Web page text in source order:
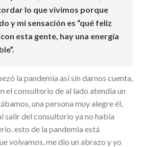
lo que vivimos porque
y mi sensación es “qué feliz
esta gente, hay una energía
la pandemia así sin darnos cuenta,
el consultorio de al lado atendía un
una persona muy alegre él,
salir del consultorio ya no había
esto de la pandemia está
volvamos, me dio un abrazo y yo